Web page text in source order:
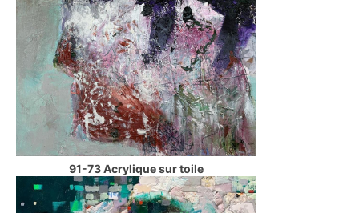
91-73 Acrylique sur toile